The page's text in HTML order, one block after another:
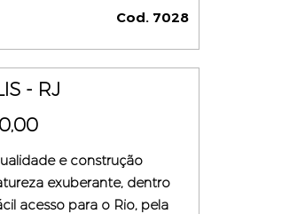
Cod. 7028
- RJ
e construção
exuberante, dentro
acesso para o Rio, pela